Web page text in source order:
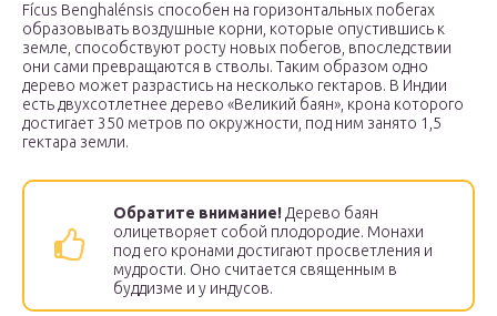
Fícus Benghalénsis способен на горизонтальных побегах
образовывать воздушные корни, которые опустившись к
земле, способствуют росту новых побегов, впоследствии
они сами превращаются в стволы. Таким образом одно
дерево может разрастись на несколько гектаров. В Индии
есть двухсотлетнее дерево «Великий баян», крона которого
достигает 350 метров по окружности, под ним занято 1,5
гектара земли.
Обратите внимание! Дерево баян
олицетворяет собой плодородие. Монахи
под его кронами достигают просветления и
мудрости. Оно считается священным в
буддизме и у индусов.